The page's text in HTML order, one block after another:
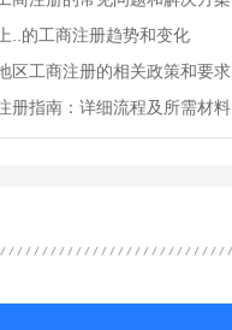
..的工商注册趋势和变化
区工商注册的相关政策和要求
册指南：详细流程及所需材料